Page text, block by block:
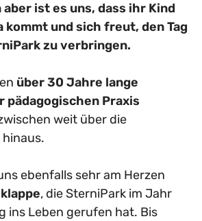
ist es uns, dass ihr Kind
kommt und sich freut, den Tag
zu verbringen.
über 30 Jahre lange
pädagogischen Praxis
weit über die
ebenfalls sehr am Herzen
, die SterniPark im Jahr
ins Leben gerufen hat. Bis